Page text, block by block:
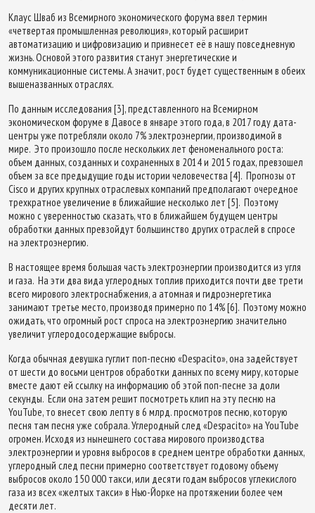
Клаус Шваб из Всемирного экономического форума ввел термин
«четвертая промышленная революция», который расширит
автоматизацию и цифровизацию и привнесет её в нашу повседневную
жизнь. Основой этого развития станут энергетические и
коммуникационные системы. А значит, рост будет существенным в обеих
вышеназванных отраслях.
По данным исследования [3], представленного на Всемирном
экономическом форуме в Давосе в январе этого года, в 2017 году дата-
центры уже потребляли около 7% электроэнергии, производимой в
мире. Это произошло после нескольких лет феноменального роста:
объем данных, созданных и сохраненных в 2014 и 2015 годах, превзошел
объем за все предыдущие годы истории человечества [4]. Прогнозы от
Cisco и других крупных отраслевых компаний предполагают очередное
трехкратное увеличение в ближайшие несколько лет [5]. Поэтому
можно с уверенностью сказать, что в ближайшем будущем центры
обработки данных превзойдут большинство других отраслей в спросе
на электроэнергию.
В настоящее время большая часть электроэнергии производится из угля
и газа. На эти два вида углеродных топлив приходится почти две трети
всего мирового электроснабжения, а атомная и гидроэнергетика
занимают третье место, производя примерно по 14% [6]. Поэтому можно
ожидать, что огромный рост спроса на электроэнергию значительно
увеличит углеродосодержащие выбросы.
Когда обычная девушка гуглит поп-песню «Despacito», она задействует
от шести до восьми центров обработки данных по всему миру, которые
вместе дают ей ссылку на информацию об этой поп-песне за доли
секунды. Если она затем решит посмотреть клип на эту песню на
YouTube, то внесет свою лепту в 6 млрд. просмотров песню, которую
песня там песня уже собрала. Углеродный след «Despacito» на YouTube
огромен. Исходя из нынешнего состава мирового производства
электроэнергии и уровня выбросов в среднем центре обработки данных,
углеродный след песни примерно соответствует годовому объему
выбросов около 150 000 такси, или десяти годам выбросов углекислого
газа из всех «желтых такси» в Нью-Йорке на протяжении более чем
десяти лет.